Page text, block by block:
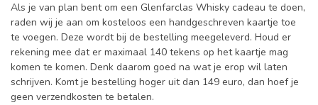
Als je van plan bent om een Glenfarclas Whisky cadeau te doen,
raden wij je aan om kosteloos een handgeschreven kaartje toe
te voegen. Deze wordt bij de bestelling meegeleverd. Houd er
rekening mee dat er maximaal 140 tekens op het kaartje mag
komen te komen. Denk daarom goed na wat je erop wil laten
schrijven. Komt je bestelling hoger uit dan 149 euro, dan hoef je
geen verzendkosten te betalen.